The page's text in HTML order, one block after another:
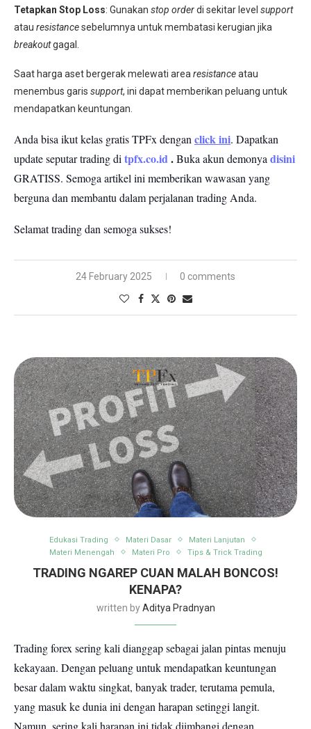
Tetapkan Stop Loss: Gunakan stop orderdi sekitar level support
atau resistancesebelumnya untuk membatasi kerugian jika
breakoutgagal .
Saat harga aset bergerak melewati arearesistanceatau
menembus garis support, ini dapat memberikan peluang untuk
mendapatkan keuntungan.
Anda bisa ikut kelas gratis TPFx denganclick ini. Dapatkan
update seputar trading ditpfx.co.id.Buka akun demonyadisini
GRATISS. Semoga artikel ini memberikan wawasan yang
berguna dan membantu dalam perjalanan trading Anda.
Selamat trading dan semoga sukses!
24 February 2025 0 comments
Edukasi Trading Materi Dasar
Materi Lanjutan
Materi Menengah
Materi Pro Tips & Trick Trading
TRADING NGAREP CUAN MALAH BONCOS!
KENAPA?
written byAditya Pradnyan
Trading forex sering kali dianggap sebagai jalan pintas menuju
kekayaan. Dengan peluang untuk mendapatkan keuntungan
besar dalam waktu singkat, banyak trader, terutama pemula,
yang masuk ke dunia ini dengan harapan setinggi langit.
Namun, sering kali harapan ini tidak diimbangi dengan